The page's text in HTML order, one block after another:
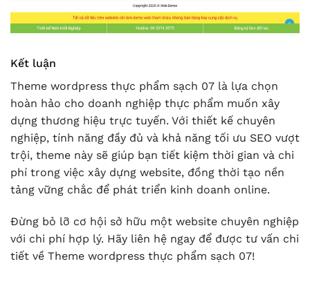
Kết luận
Theme wordpress thực phẩm sạch 07 là lựa chọn
hoàn hảo cho doanh nghiệp thực phẩm muốn xây
dựng thương hiệu trực tuyến. Với thiết kế chuyên
nghiệp, tính năng đầy đủ và khả năng tối ưu SEO vượt
trội, theme này sẽ giúp bạn tiết kiệm thời gian và chi
phí trong việc xây dựng website, đồng thời tạo nền
tảng vững chắc để phát triển kinh doanh online.
Đừng bỏ lỡ cơ hội sở hữu một website chuyên nghiệp
với chi phí hợp lý. Hãy liên hệ ngay để được tư vấn chi
tiết về Theme wordpress thực phẩm sạch 07!